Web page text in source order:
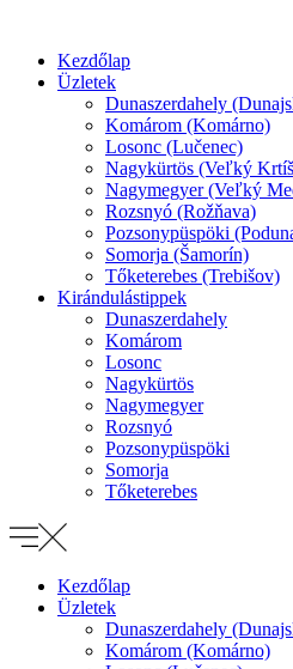
obsah
Kezdőlap
Üzletek
Dunaszerdahely
Komárom (Komárno)
Losonc (Lučenec)
Nagykürtös (Veľký
Nagymegyer (Veľký
Rozsnyó (Rožňava)
Pozsonypüspöki
Somorja (Šamorín)
Tőketerebes (Trebišov)
Kirándulástippek
Dunaszerdahely
Komárom
Losonc
Nagykürtös
Nagymegyer
Rozsnyó
Pozsonypüspöki
Somorja
Tőketerebes
Kezdőlap
Üzletek
Dunaszerdahely
Komárom (Komárno)